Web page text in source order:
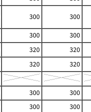
300 300
300 300
320 320
320 320
300 300
300 300